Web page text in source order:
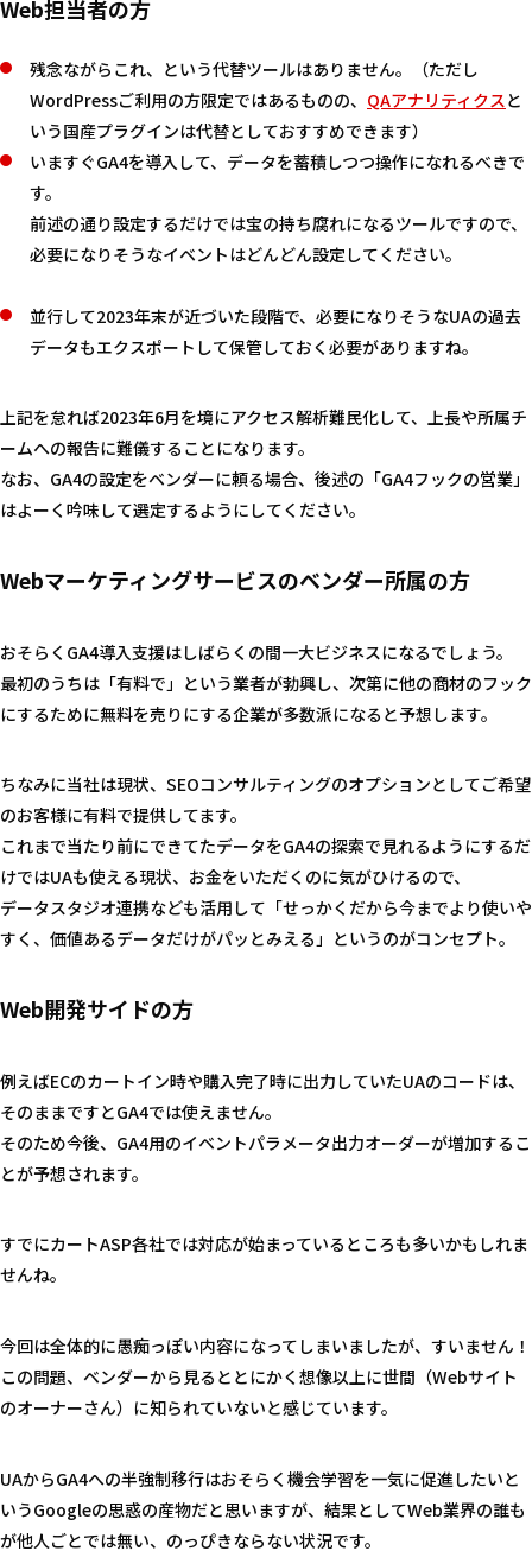
Web担当者の方
残念ながらこれ、という代替ツールはありません。（ただし
WordPressご利用の方限定ではあるものの、 QAアナリティクス と
いう国産プラグインは代替としておすすめできます）
いますぐGA4を導入して、データを蓄積しつつ操作になれるべきで
す。
前述の通り設定するだけでは宝の持ち腐れになるツールですので、
必要になりそうなイベントはどんどん設定してください。
並行して2023年末が近づいた段階で、必要になりそうなUAの過去
データもエクスポートして保管しておく必要がありますね。
上記を怠れば2023年6月を境にアクセス解析難民化して、上長や所属チ
ームへの報告に難儀することになります。
なお、GA4の設定をベンダーに頼る場合、後述の「GA4フックの営業」
はよーく吟味して選定するようにしてください。
Webマーケティングサービスのベンダー所属の方
おそらくGA4導入支援はしばらくの間一大ビジネスになるでしょう。
最初のうちは「有料で」という業者が勃興し、次第に他の商材のフック
にするために無料を売りにする企業が多数派になると予想します。
ちなみに当社は現状、SEOコンサルティングのオプションとしてご希望
のお客様に有料で提供してます。
これまで当たり前にできてたデータをGA4の探索で見れるようにするだ
けではUAも使える現状、お金をいただくのに気がひけるので、
データスタジオ連携なども活用して「せっかくだから今までより使いや
すく、価値あるデータだけがパッとみえる」というのがコンセプト。
Web開発サイドの方
例えばECのカートイン時や購入完了時に出力していたUAのコードは、
そのままですとGA4では使えません。
そのため今後、GA4用のイベントパラメータ出力オーダーが増加するこ
とが予想されます。
すでにカートASP各社では対応が始まっているところも多いかもしれま
せんね。
今回は全体的に愚痴っぽい内容になってしまいましたが、すいません！
この問題、ベンダーから見るととにかく想像以上に世間（Webサイト
のオーナーさん）に知られていないと感じています。
UAからGA4への半強制移行はおそらく機会学習を一気に促進したいと
いうGoogleの思惑の産物だと思いますが、結果としてWeb業界の誰も
が他人ごとでは無い、のっぴきならない状況です。